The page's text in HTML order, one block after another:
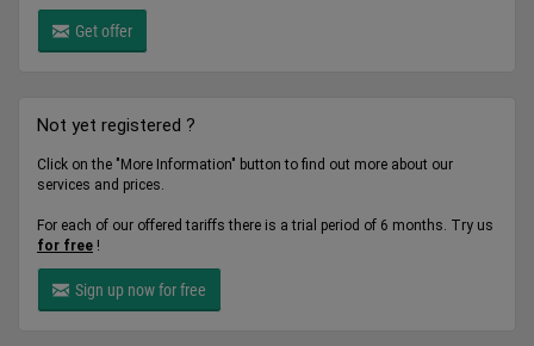
Get offer
Not yet registered ?
Click on the "More Information" button to find out more about our
services and prices.
For each of our offered tariffs there is a trial period of 6 months. Try us
for free !
Sign up now for free